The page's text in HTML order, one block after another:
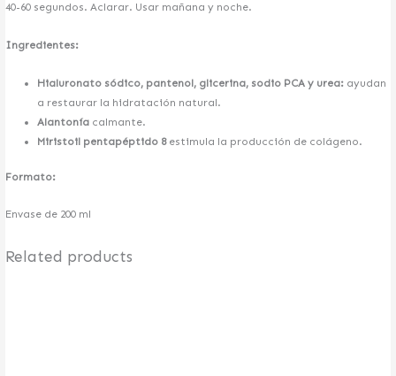
40-60 segundos. Aclarar. Usar mañana y noche.
Ingredientes:
Hialuronato sódico, pantenol, glicerina, sodio PCA y urea:ayudan
a restaurar la hidratación natural.
Alantoníacalmante.
Miristoil pentapéptido 8estimula la producción de colágeno.
Formato:
Envase de 200 ml
Related products